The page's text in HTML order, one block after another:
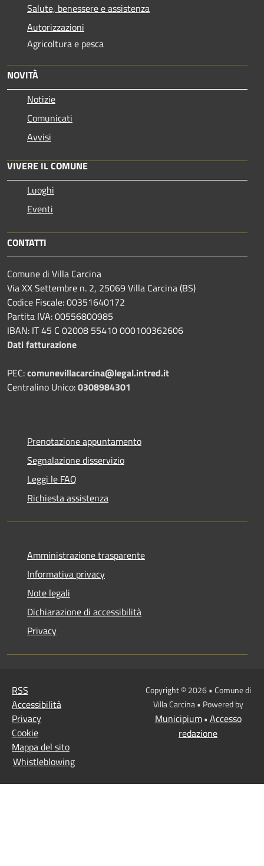
Salute, benessere e assistenza
Autorizzazioni
Agricoltura e pesca
NOVITÀ
Notizie
Comunicati
Avvisi
VIVERE IL COMUNE
Luoghi
Eventi
CONTATTI
Comune di Villa Carcina
Via XX Settembre n. 2, 25069 Villa Carcina (BS)
Codice Fiscale: 00351640172
Partita IVA: 00556800985
IBAN: IT 45 C 02008 55410 000100362606
Dati fatturazione
PEC:comunevillacarcina@legal.intred.it
Centralino Unico:0308984301
Prenotazione appuntamento
Segnalazione disservizio
Leggi le FAQ
Richiesta assistenza
Amministrazione trasparente
Informativa privacy
Note legali
Dichiarazione di accessibilità
Privacy
RSS
Accessibilità
Privacy
Cookie
Mappa del sito
Whistleblowing
Copyright © 2026 • Comune di
Villa Carcina • Powered by
Municipium• Accesso
redazione